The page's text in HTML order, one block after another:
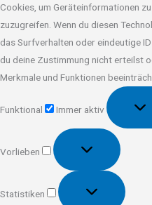
Cookies, um Geräteinformationen
zuzugreifen. Wenn du diesen
das Surfverhalten oder eindeutige
du deine Zustimmung nicht erteilst
Merkmale und Funktionen
Funktional
Immer aktiv
Vorlieben
Vorlieben
Statistiken
Statistiken